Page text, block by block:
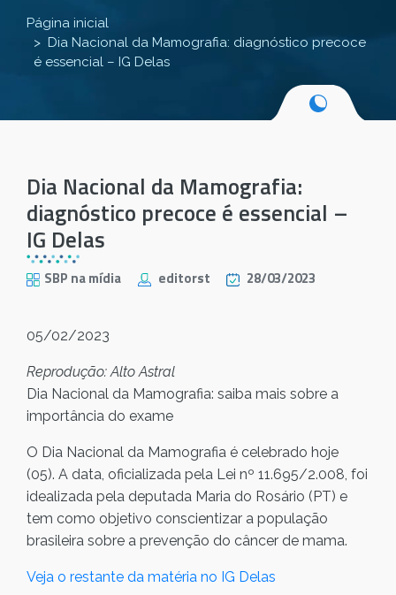
Página inicial
Dia Nacional da Mamografia: diagnóstico precoce
é essencial – IG Delas
Dia Nacional da Mamografia:
diagnóstico precoce é essencial –
IG Delas
SBP na mídia editorst 28/03/2023
05/02/2023
Reprodução: Alto Astral
Dia Nacional da Mamografia: saiba mais sobre a
importância do exame
O Dia Nacional da Mamografia é celebrado hoje
(05). A data, oficializada pela Lei nº 11.695/2.008, foi
idealizada pela deputada Maria do Rosário (PT) e
tem como objetivo conscientizar a população
brasileira sobre a prevenção do câncer de mama.
Veja o restante da matéria no IG Delas